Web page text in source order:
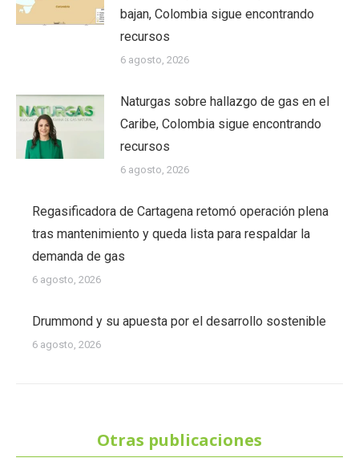
bajan, Colombia sigue encontrando
recursos
6 agosto, 2026
Naturgas sobre hallazgo de gas en el
Caribe, Colombia sigue encontrando
recursos
6 agosto, 2026
Regasificadora de Cartagena retomó operación plena
tras mantenimiento y queda lista para respaldar la
demanda de gas
6 agosto, 2026
Drummond y su apuesta por el desarrollo sostenible
6 agosto, 2026
Otras publicaciones